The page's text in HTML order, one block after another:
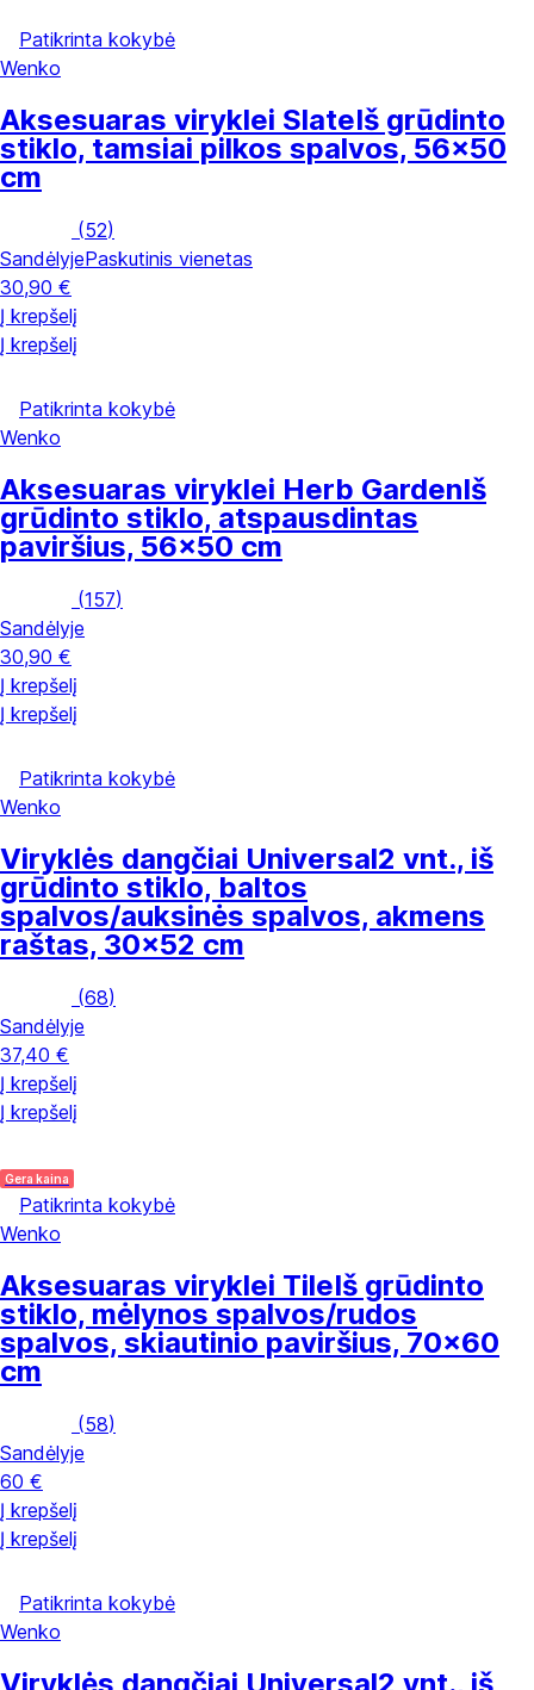
Patikrinta kokybė
Wenko
Aksesuaras viryklei SlateIš grūdinto
stiklo, tamsiai pilkos spalvos, 56x50
cm
(52)
SandėlyjePaskutinis vienetas
30,90 €
Į krepšelį
Į krepšelį
Patikrinta kokybė
Wenko
Aksesuaras viryklei Herb GardenIš
grūdinto stiklo, atspausdintas
paviršius, 56x50 cm
(157)
Sandėlyje
30,90 €
Į krepšelį
Į krepšelį
Patikrinta kokybė
Wenko
Viryklės dangčiai Universal2 vnt., iš
grūdinto stiklo, baltos
spalvos/auksinės spalvos, akmens
raštas, 30x52 cm
(68)
Sandėlyje
37,40 €
Į krepšelį
Į krepšelį
Gera kaina
Patikrinta kokybė
Wenko
Aksesuaras viryklei TileIš grūdinto
stiklo, mėlynos spalvos/rudos
spalvos, skiautinio paviršius, 70x60
cm
(58)
Sandėlyje
60 €
Į krepšelį
Į krepšelį
Patikrinta kokybė
Wenko
Viryklės dangčiai Universal2 vnt., iš